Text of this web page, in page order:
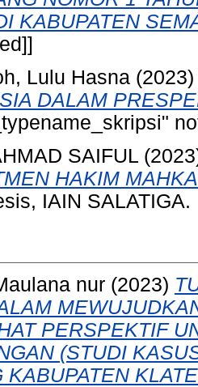
KABUPATEN
Lulu Hasna
DALAM
SAIFUL
HAKIM
IAIN SALATIGA.
nur (2023)
PERSPEKTIF
(STUDI
KABUPATEN